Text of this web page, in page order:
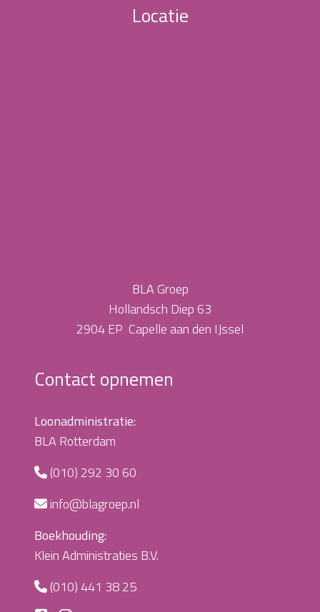
Locatie
BLA Groep
Hollandsch Diep 63
2904 EP Capelle aan den IJssel
Contact opnemen
Loonadministratie:
BLA Rotterdam
(010) 292 30 60
info@blagroep.nl
Boekhouding:
Klein Administraties B.V.
(010) 441 38 25